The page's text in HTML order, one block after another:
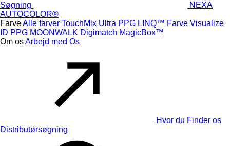
Søgning
NEXA
AUTOCOLOR®
FarveAlle farver TouchMix Ultra PPG LINQ™ Farve Visualize
ID PPG MOONWALK Digimatch MagicBox™
Om osArbejd med Os
Hvor du Finder os
Distributørsøgning